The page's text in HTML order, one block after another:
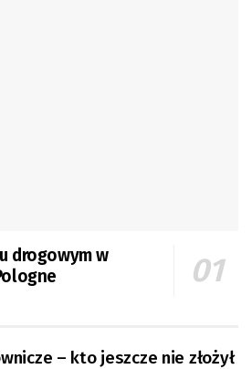
drogowym w
– kto jeszcze nie złożył